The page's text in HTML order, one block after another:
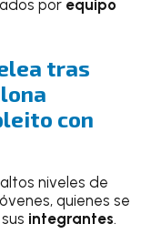
por equipo
tras
con
niveles de
quienes se
integrantes.